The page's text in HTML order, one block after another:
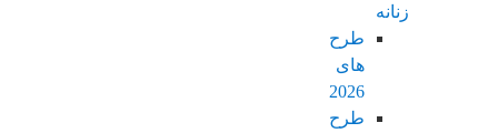
زنانه
طرح
های
2026
طرح